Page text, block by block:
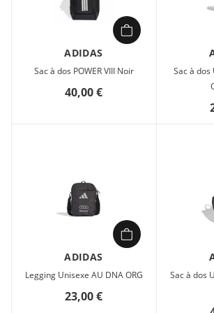
ADIDAS
Sac à dos POWER VIII Noir
40,00 €
Sac à dos
ADIDAS
Legging Unisexe AU DNA ORG
23,00 €
Sac à dos